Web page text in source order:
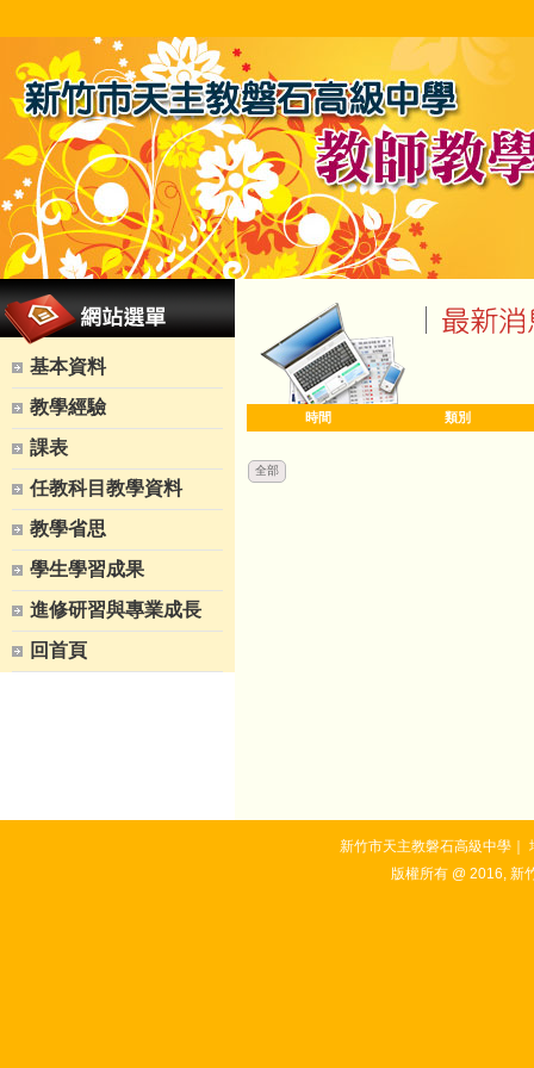
基本資料
教學經驗
課表
任教科目教學資料
教學省思
學生學習成果
進修研習與專業成長
回首頁
時間 類別
全部
新竹市天主教磐石高級中學｜
版權所有 @ 2016, 新